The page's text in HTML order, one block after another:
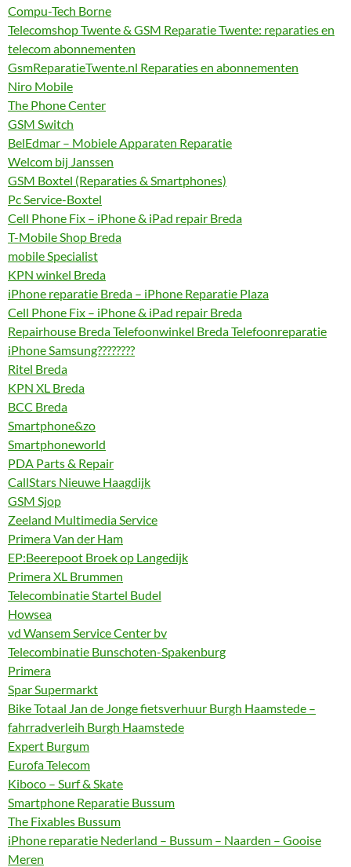
Compu-Tech Borne
Telecomshop Twente & GSM Reparatie Twente: reparaties en
telecom abonnementen
GsmReparatieTwente.nl Reparaties en abonnementen
Niro Mobile
The Phone Center
GSM Switch
BelEdmar – Mobiele Apparaten Reparatie
Welcom bij Janssen
GSM Boxtel (Reparaties & Smartphones)
Pc Service-Boxtel
Cell Phone Fix – iPhone & iPad repair Breda
T-Mobile Shop Breda
mobile Specialist
KPN winkel Breda
iPhone reparatie Breda – iPhone Reparatie Plaza
Cell Phone Fix – iPhone & iPad repair Breda
Repairhouse Breda Telefoonwinkel Breda Telefoonreparatie
iPhone Samsung????????
Ritel Breda
KPN XL Breda
BCC Breda
Smartphone&zo
Smartphoneworld
PDA Parts & Repair
CallStars Nieuwe Haagdijk
GSM Sjop
Zeeland Multimedia Service
Primera Van der Ham
EP:Beerepoot Broek op Langedijk
Primera XL Brummen
Telecombinatie Startel Budel
Howsea
vd Wansem Service Center bv
Telecombinatie Bunschoten-Spakenburg
Primera
Spar Supermarkt
Bike Totaal Jan de Jonge fietsverhuur Burgh Haamstede –
fahrradverleih Burgh Haamstede
Expert Burgum
Eurofa Telecom
Kiboco – Surf & Skate
Smartphone Reparatie Bussum
The Fixables Bussum
iPhone reparatie Nederland – Bussum – Naarden – Gooise
Meren